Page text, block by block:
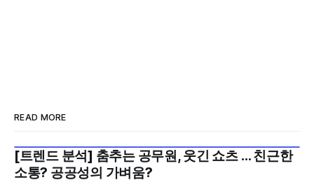
READ MORE
2026년 8월 1주
[트렌드 분석] 춤추는 공무원, 웃긴 쇼츠 … 친근한
소통? 공공성의 가벼움?